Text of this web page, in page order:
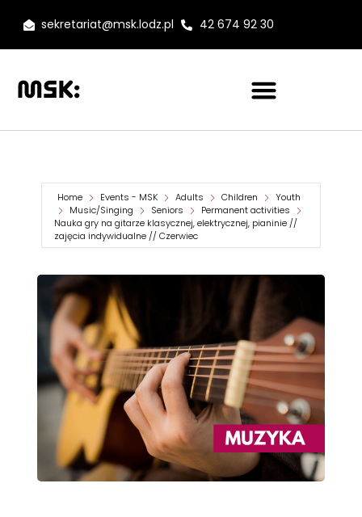
sekretariat@msk.lodz.pl 42 674 92 30
Home Events - MSK Adults Children
Youth
Music/Singing
Seniors
Permanent activities
Nauka gry na gitarze klasycznej, elektrycznej, pianinie //
zajęcia indywidualne // Czerwiec